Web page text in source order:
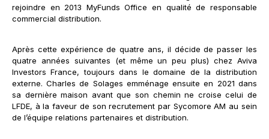
rejoindre en 2013 MyFunds Office en qualité de responsable
commercial distribution.
Après cette expérience de quatre ans, il décide de passer les
quatre années suivantes (et même un peu plus) chez Aviva
Investors France, toujours dans le domaine de la distribution
externe. Charles de Solages emménage ensuite en 2021 dans
sa dernière maison avant que son chemin ne croise celui de
LFDE, à la faveur de son recrutement par Sycomore AM au sein
de l’équipe relations partenaires et distribution.